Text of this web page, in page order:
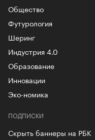
Общество
Футурология
Шеринг
Индустрия 4.0
Образование
Инновации
Эко-номика
ПОДПИСКИ
Скрыть баннеры на РБК